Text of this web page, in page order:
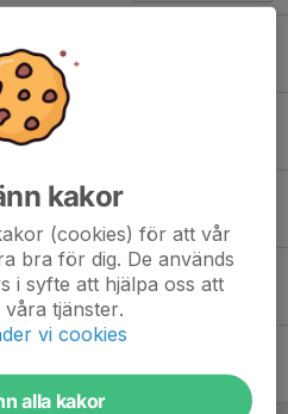
kakor
(cookies) för att vår
bra för dig. De används
i syfte att hjälpa oss att
tjänster.
vi cookies
alla kakor